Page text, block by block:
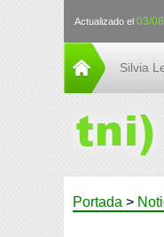
Actualizado el 03/
Silvia
Portada >